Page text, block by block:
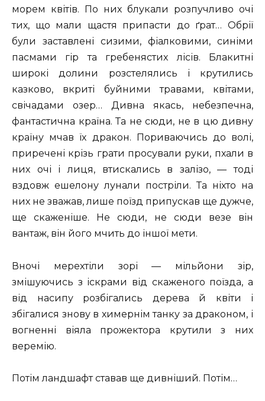
морем квітів. По них блукали розпучливо очі
тих, що мали щастя припасти до ґрат… Обрії
були заставлені сизими, фіалковими, синіми
пасмами гір та гребенястих лісів. Блакитні
широкі долини розстелялись і крутились
казково, вкриті буйними травами, квітами,
свічадами озер… Дивна якась, небезпечна,
фантастична країна. Та не сюди, не в цю дивну
країну мчав їх дракон. Пориваючись до волі,
приречені крізь грати просували руки, пхали в
них очі і лиця, втискались в залізо, — тоді
вздовж ешелону лунали постріли. Та ніхто на
них не зважав, лише поїзд припускав ще дужче,
ще скаженіше. Не сюди, не сюди везе він
вантаж, він його мчить до іншої мети.
Вночі мерехтіли зорі — мільйони зір,
змішуючись з іскрами від скаженого поїзда, а
від насипу розбігались дерева й квіти і
збігалися знову в химернім танку за драконом, і
вогненні віяла прожектора крутили з них
веремію.
Потім ландшафт ставав ще дивніший. Потім…